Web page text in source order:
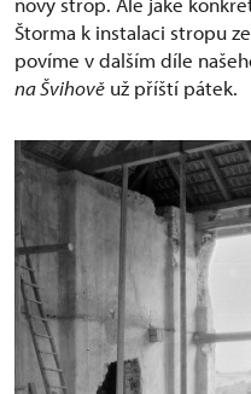
Štorma k instalaci stropu
povíme v dalším díle
na Švihově už příští pátek.